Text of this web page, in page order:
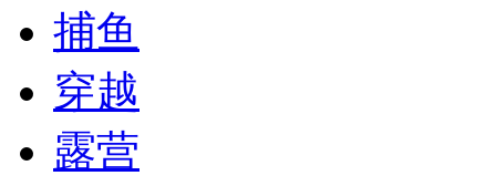
捕鱼
穿越
露营